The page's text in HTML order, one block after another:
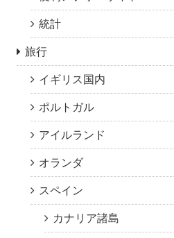
統計
旅行
イギリス国内
ポルトガル
アイルランド
オランダ
スペイン
カナリア諸島